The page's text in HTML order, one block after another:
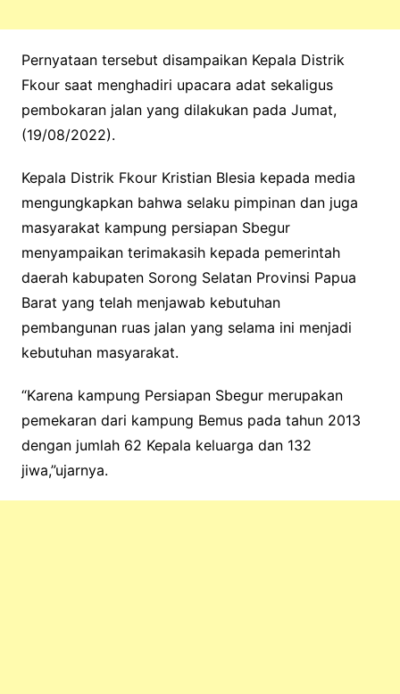
Pernyataan tersebut disampaikan Kepala Distrik
Fkour saat menghadiri upacara adat sekaligus
pembokaran jalan yang dilakukan pada Jumat,
(19/08/2022).
Kepala Distrik Fkour Kristian Blesia kepada media
mengungkapkan bahwa selaku pimpinan dan juga
masyarakat kampung persiapan Sbegur
menyampaikan terimakasih kepada pemerintah
daerah kabupaten Sorong Selatan Provinsi Papua
Barat yang telah menjawab kebutuhan
pembangunan ruas jalan yang selama ini menjadi
kebutuhan masyarakat.
“Karena kampung Persiapan Sbegur merupakan
pemekaran dari kampung Bemus pada tahun 2013
dengan jumlah 62 Kepala keluarga dan 132
jiwa,”ujarnya.